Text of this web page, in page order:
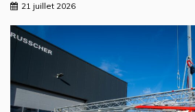
21 juillet 2026